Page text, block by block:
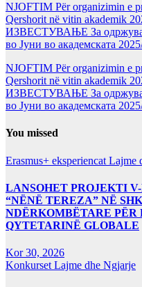
NJOFTIM Për organizimin e
Qershorit në vitin akademik
ИЗВЕСТУВАЊЕ За
во Јуни во академската
NJOFTIM Për organizimin e
Qershorit në vitin akademik
ИЗВЕСТУВАЊЕ За
во Јуни во академската
You missed
Erasmus+ eksperiencat Lajme
LANSOHET PROJEKTI
“NËNË TEREZA” NË
NDËRKOMBËTARE
QYTETARINË GLOBALE
Kor 30, 2026
Konkurset Lajme dhe Ngjarje